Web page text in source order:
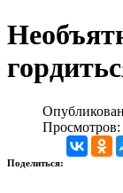
Просмотров:
Поделиться: